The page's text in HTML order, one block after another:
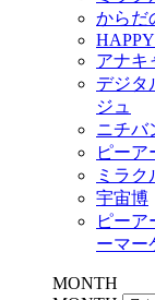
からだ
アナキ
デジ
ジュ
ニチバ
ピーア
ミラク
宇宙博
ピーア
ーマー
MONTH